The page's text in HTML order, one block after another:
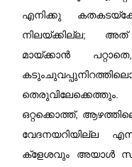
എനിക്കു
നിലയ്ക്കില്ല;
മായ്ക്കാൻ
തെരുവിലേക്കെത്തും.
ഒറ്റക്കൊത്ത്,
വേദനയറിയില്ല
ക്ളേശവും അയാൾ